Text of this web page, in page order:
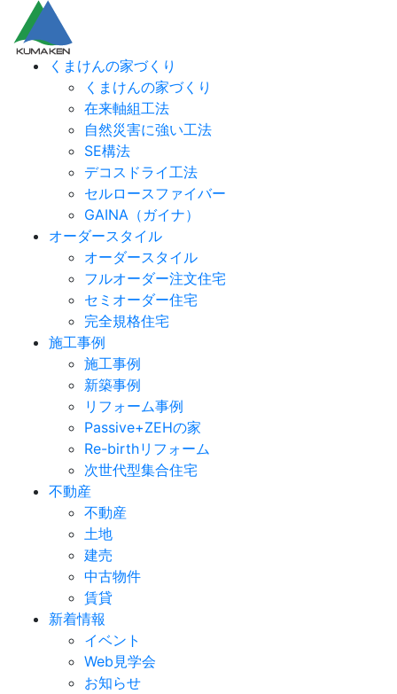
くまけんの家づくり
くまけんの家づくり
在来軸組工法
自然災害に強い工法
SE構法
デコスドライ工法
セルロースファイバー
GAINA（ガイナ）
オーダースタイル
オーダースタイル
フルオーダー注文住宅
セミオーダー住宅
完全規格住宅
施工事例
施工事例
新築事例
リフォーム事例
Passive+ZEHの家
Re-birthリフォーム
次世代型集合住宅
不動産
不動産
土地
建売
中古物件
賃貸
新着情報
イベント
Web見学会
お知らせ